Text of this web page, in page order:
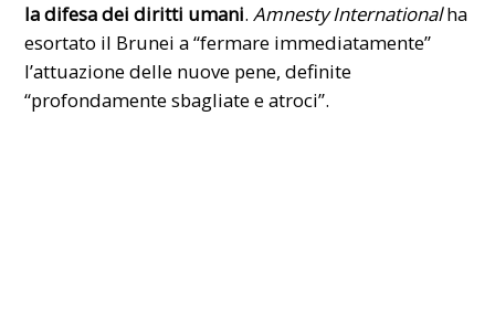
la difesa dei diritti umani.Amnesty Internationalha
esortato il Brunei a “fermare immediatamente”
l’attuazione delle nuove pene, definite
“profondamente sbagliate e atroci”.